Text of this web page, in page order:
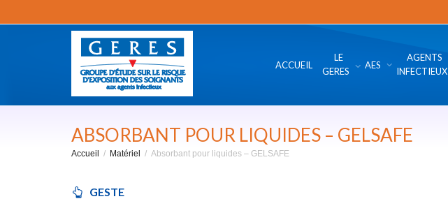
ACCUEIL
LE
GERES
AES
AGENTS
INFECTIEUX
ABSORBANT POUR LIQUIDES – GELSAFE
Accueil Matériel Absorbant pour liquides – GELSAFE
GESTE